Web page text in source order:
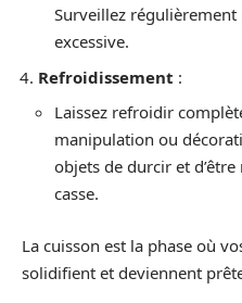
Surveillez
excessive.
Refroidissement :
Laissez refroidir
manipulation ou
objets de durcir et
casse.
La cuisson est la phase où
solidifient et deviennent